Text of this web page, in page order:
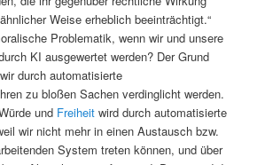
Weise erheblich beeinträchtigt.“
Problematik, wenn wir und unsere
KI ausgewertet werden? Der Grund
durch automatisierte
zu bloßen Sachen verdinglicht werden.
und Freiheit wird durch automatisierte
wir nicht mehr in einen Austausch bzw.
System treten können, und über